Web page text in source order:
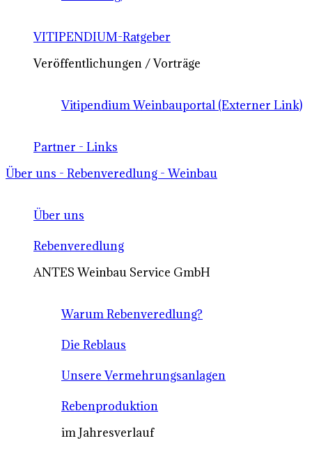
VITIPENDIUM-Ratgeber
Veröffentlichungen / Vorträge
Vitipendium Weinbauportal (Externer Link)
Partner - Links
Über uns - Rebenveredlung - Weinbau
Über uns
Rebenveredlung
ANTES Weinbau Service GmbH
Warum Rebenveredlung?
Die Reblaus
Unsere Vermehrungsanlagen
Rebenproduktion
im Jahresverlauf